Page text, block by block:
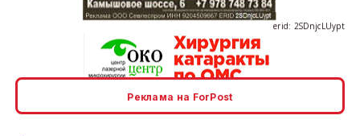
Реклама на ForPost